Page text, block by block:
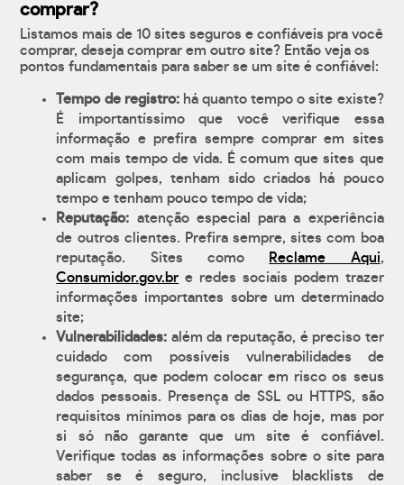
comprar?
Listamos mais de 10 sites seguros e confiáveis pra você
comprar, deseja comprar em outro site? Então veja os
pontos fundamentais para saber se um site é confiável:
Tempo de registro:há quanto tempo o site existe?
É importantíssimo que você verifique essa
informação e prefira sempre comprar em sites
com mais tempo de vida. É comum que sites que
aplicam golpes, tenham sido criados há pouco
tempo e tenham pouco tempo de vida;
Reputação: atenção especial para a experiência
de outros clientes. Prefira sempre, sites com boa
reputação. Sites como
Reclame Aqui,
Consumidor.gov.br e redes sociais podem trazer
informações importantes sobre um determinado
site;
Vulnerabilidades: além da reputação, é preciso ter
cuidado com possíveis vulnerabilidades de
segurança, que podem colocar em risco os seus
dados pessoais. Presença de SSL ou HTTPS, são
requisitos mínimos para os dias de hoje, mas por
si só não garante que um site é confiável.
Verifique todas as informações sobre o site para
saber se é seguro, inclusive blacklists de